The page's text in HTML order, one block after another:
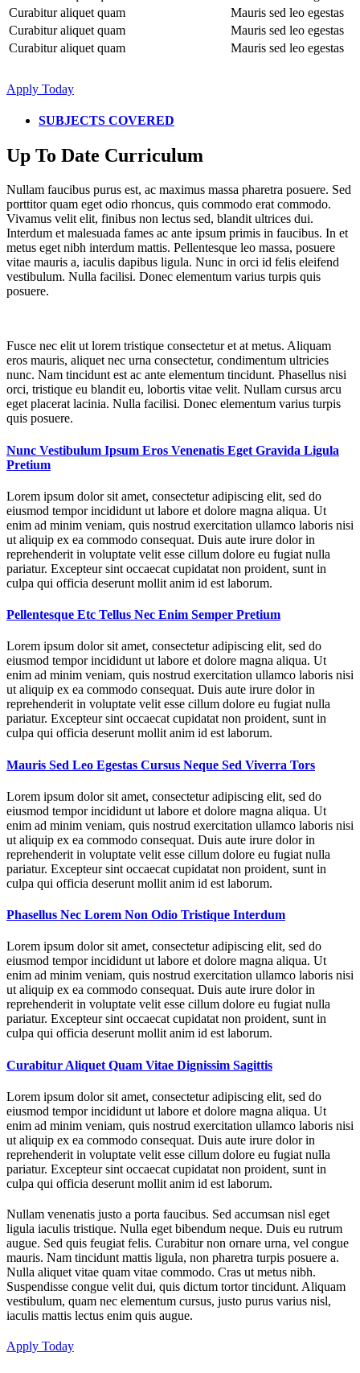
Curabitur aliquet quam
Mauris sed leo egestas
Curabitur aliquet quam
Mauris sed leo egestas
Curabitur aliquet quam
Mauris sed leo egestas
Apply Today
SUBJECTS COVERED
Up To Date Curriculum
Nullam faucibus purus est, ac maximus massa pharetra posuere. Sed
porttitor quam eget odio rhoncus, quis commodo erat commodo.
Vivamus velit elit, finibus non lectus sed, blandit ultrices dui.
Interdum et malesuada fames ac ante ipsum primis in faucibus. In et
metus eget nibh interdum mattis. Pellentesque leo massa, posuere
vitae mauris a, iaculis dapibus ligula. Nunc in orci id felis eleifend
vestibulum. Nulla facilisi. Donec elementum varius turpis quis
posuere.
Fusce nec elit ut lorem tristique consectetur et at metus. Aliquam
eros mauris, aliquet nec urna consectetur, condimentum ultricies
nunc. Nam tincidunt est ac ante elementum tincidunt. Phasellus nisi
orci, tristique eu blandit eu, lobortis vitae velit. Nullam cursus arcu
eget placerat lacinia. Nulla facilisi. Donec elementum varius turpis
quis posuere.
Nunc Vestibulum Ipsum Eros Venenatis Eget Gravida Ligula
Pretium
Lorem ipsum dolor sit amet, consectetur adipiscing elit, sed do
eiusmod tempor incididunt ut labore et dolore magna aliqua. Ut
enim ad minim veniam, quis nostrud exercitation ullamco laboris nisi
ut aliquip ex ea commodo consequat. Duis aute irure dolor in
reprehenderit in voluptate velit esse cillum dolore eu fugiat nulla
pariatur. Excepteur sint occaecat cupidatat non proident, sunt in
culpa qui officia deserunt mollit anim id est laborum.
Pellentesque Etc Tellus Nec Enim Semper Pretium
Lorem ipsum dolor sit amet, consectetur adipiscing elit, sed do
eiusmod tempor incididunt ut labore et dolore magna aliqua. Ut
enim ad minim veniam, quis nostrud exercitation ullamco laboris nisi
ut aliquip ex ea commodo consequat. Duis aute irure dolor in
reprehenderit in voluptate velit esse cillum dolore eu fugiat nulla
pariatur. Excepteur sint occaecat cupidatat non proident, sunt in
culpa qui officia deserunt mollit anim id est laborum.
Mauris Sed Leo Egestas Cursus Neque Sed Viverra Tors
Lorem ipsum dolor sit amet, consectetur adipiscing elit, sed do
eiusmod tempor incididunt ut labore et dolore magna aliqua. Ut
enim ad minim veniam, quis nostrud exercitation ullamco laboris nisi
ut aliquip ex ea commodo consequat. Duis aute irure dolor in
reprehenderit in voluptate velit esse cillum dolore eu fugiat nulla
pariatur. Excepteur sint occaecat cupidatat non proident, sunt in
culpa qui officia deserunt mollit anim id est laborum.
Phasellus Nec Lorem Non Odio Tristique Interdum
Lorem ipsum dolor sit amet, consectetur adipiscing elit, sed do
eiusmod tempor incididunt ut labore et dolore magna aliqua. Ut
enim ad minim veniam, quis nostrud exercitation ullamco laboris nisi
ut aliquip ex ea commodo consequat. Duis aute irure dolor in
reprehenderit in voluptate velit esse cillum dolore eu fugiat nulla
pariatur. Excepteur sint occaecat cupidatat non proident, sunt in
culpa qui officia deserunt mollit anim id est laborum.
Curabitur Aliquet Quam Vitae Dignissim Sagittis
Lorem ipsum dolor sit amet, consectetur adipiscing elit, sed do
eiusmod tempor incididunt ut labore et dolore magna aliqua. Ut
enim ad minim veniam, quis nostrud exercitation ullamco laboris nisi
ut aliquip ex ea commodo consequat. Duis aute irure dolor in
reprehenderit in voluptate velit esse cillum dolore eu fugiat nulla
pariatur. Excepteur sint occaecat cupidatat non proident, sunt in
culpa qui officia deserunt mollit anim id est laborum.
Nullam venenatis justo a porta faucibus. Sed accumsan nisl eget
ligula iaculis tristique. Nulla eget bibendum neque. Duis eu rutrum
augue. Sed quis feugiat felis. Curabitur non ornare urna, vel congue
mauris. Nam tincidunt mattis ligula, non pharetra turpis posuere a.
Nulla aliquet vitae quam vitae commodo. Cras ut metus nibh.
Suspendisse congue velit dui, quis dictum tortor tincidunt. Aliquam
vestibulum, quam nec elementum cursus, justo purus varius nisl,
iaculis mattis lectus enim quis augue.
Apply Today